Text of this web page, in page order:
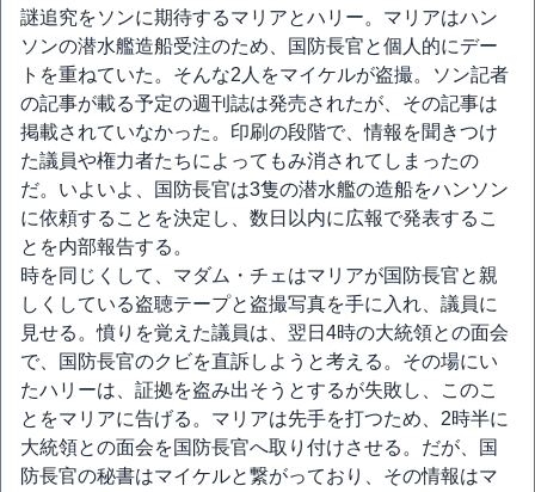
謎追究をソンに期待するマリアとハリー。マリアはハン
ソンの潜水艦造船受注のため、国防長官と個人的にデー
トを重ねていた。そんな2人をマイケルが盗撮。ソン記者
の記事が載る予定の週刊誌は発売されたが、その記事は
掲載されていなかった。印刷の段階で、情報を聞きつけ
た議員や権力者たちによってもみ消されてしまったの
だ。いよいよ、国防長官は3隻の潜水艦の造船をハンソン
に依頼することを決定し、数日以内に広報で発表するこ
とを内部報告する。
時を同じくして、マダム・チェはマリアが国防長官と親
しくしている盗聴テープと盗撮写真を手に入れ、議員に
見せる。憤りを覚えた議員は、翌日4時の大統領との面会
で、国防長官のクビを直訴しようと考える。その場にい
たハリーは、証拠を盗み出そうとするが失敗し、このこ
とをマリアに告げる。マリアは先手を打つため、2時半に
大統領との面会を国防長官へ取り付けさせる。だが、国
防長官の秘書はマイケルと繋がっており、その情報はマ